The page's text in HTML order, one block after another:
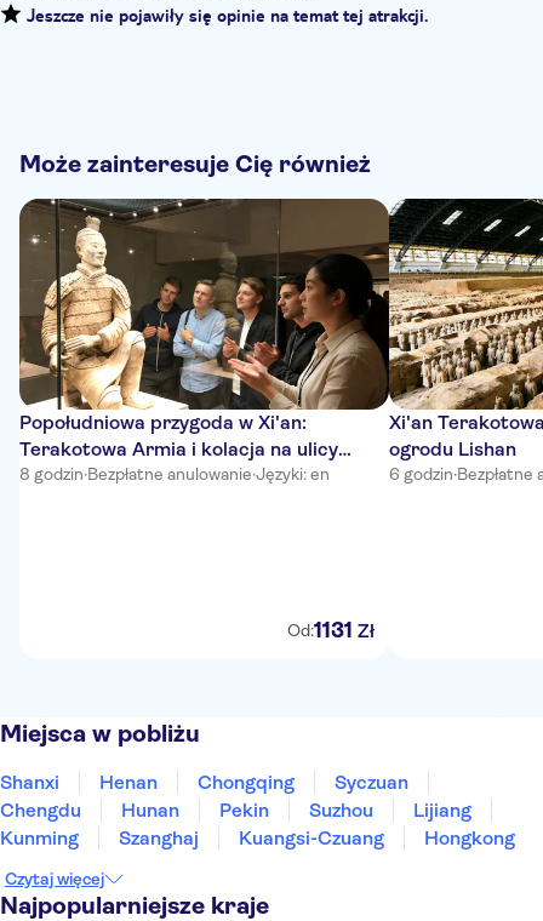
Jeszcze nie pojawiły się opinie na temat tej atrakcji.
Może zainteresuje Cię również
Popołudniowa przygoda w Xi'an:
Terakotowa Armia i kolacja na ulicy
muzułmańskiej
8 godzin·Bezpłatne anulowanie·Języki: en
Od:1131 Zł
Xi'an
ogrodu Lishan
6 godzin·Bezpłatne
Miejsca w pobliżu
Shanxi Henan Chongqing
Syczuan
Chengdu
Hunan Pekin Suzhou
Lijiang
Kunming
Szanghaj Kuangsi-Czuang Hongkong
Czytaj więcej
Najpopularniejsze kraje